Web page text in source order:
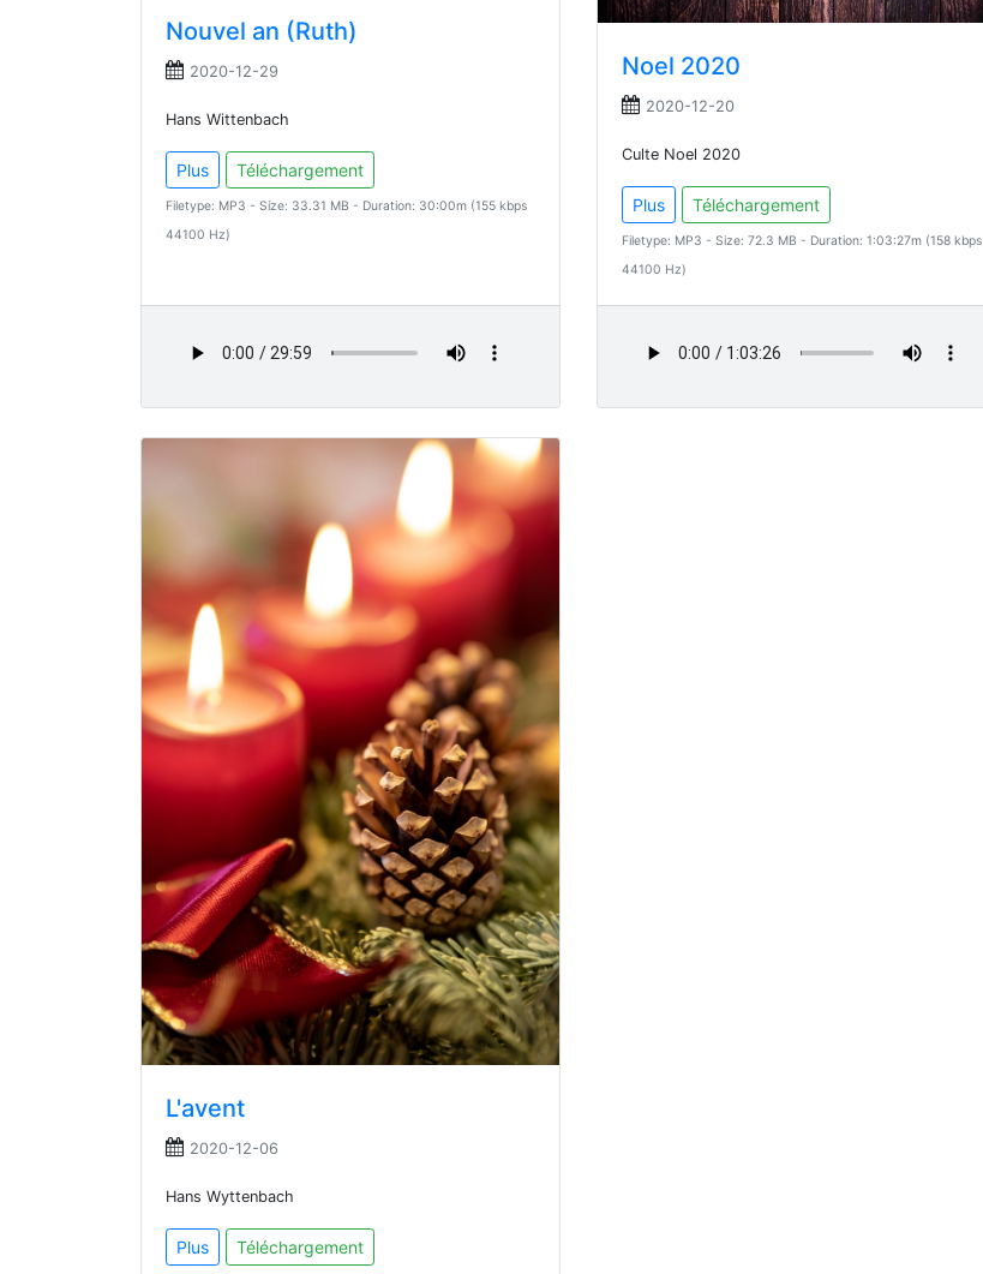
Nouvel an (Ruth)
2020-12-29
Hans Wittenbach
Plus Téléchargement
Filetype: MP3 - Size: 33.31 MB - Duration: 30:00m (155 kbps
44100 Hz)
Noel 2020
2020-12-20
Culte Noel 2020
Plus Téléchargement
Filetype: MP3 - Size: 72.3 MB - Duration: 1:03:27m (158 kbps
44100 Hz)
L'avent
2020-12-06
Hans Wyttenbach
Plus Téléchargement